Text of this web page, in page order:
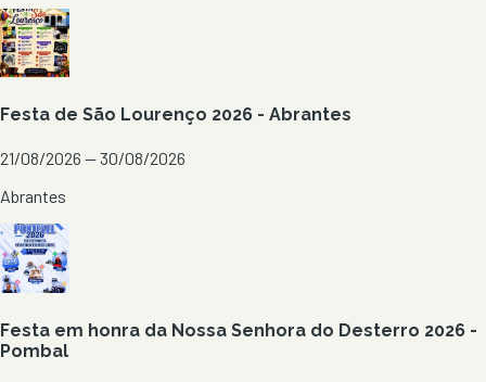
Festa de São Lourenço 2026 - Abrantes
21/08/2026 — 30/08/2026
Abrantes
Festa em honra da Nossa Senhora do Desterro 2026 -
Pombal